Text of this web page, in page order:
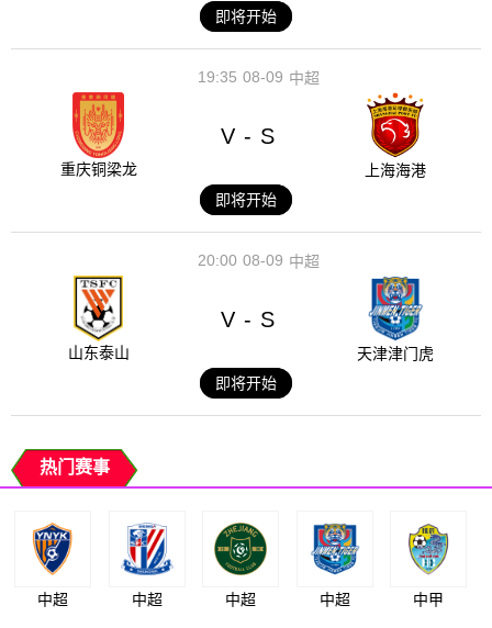
即将开始
08-09
19:35 中超
重庆铜梁龙
V - S
上海海港
即将开始
08-09
20:00 中超
山东泰山
V - S
天津津门虎
即将开始
热门赛事
中超 中超 中超 中超 中甲